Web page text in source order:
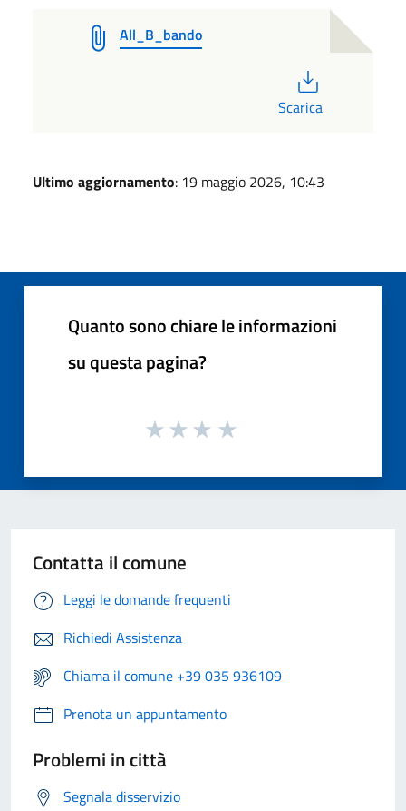
All_B_bando
Scarica
Ultimo aggiornamento: 19 maggio 2026, 10:43
Quanto sono chiare le informazioni
su questa pagina?
Contatta il comune
Leggi le domande frequenti
Richiedi Assistenza
Chiama il comune +39 035 936109
Prenota un appuntamento
Problemi in città
Segnala disservizio